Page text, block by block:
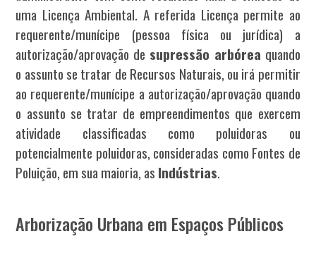
uma Licença Ambiental. A referida Licença permite ao
requerente/munícipe (pessoa física ou jurídica) a
autorização/aprovação de supressão arbórea quando
o assunto se tratar de Recursos Naturais, ou irá permitir
ao requerente/munícipe a autorização/aprovação quando
o assunto se tratar de empreendimentos que exercem
atividade classificadas como poluidoras ou
potencialmente poluidoras, consideradas como Fontes de
Poluição, em sua maioria, as Indústrias.
Arborização Urbana em Espaços Públicos